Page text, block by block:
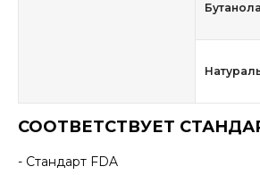
Бутанола
СООТВЕТСТВУЕТ
- Стандарт FDA